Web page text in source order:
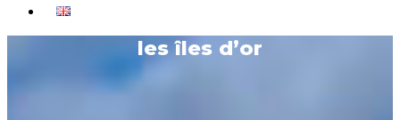
les îles d’or